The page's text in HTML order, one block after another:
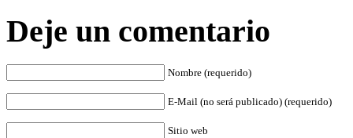
Deje un comentario
Nombre (requerido)
E-Mail (no será publicado) (requerido)
Sitio web